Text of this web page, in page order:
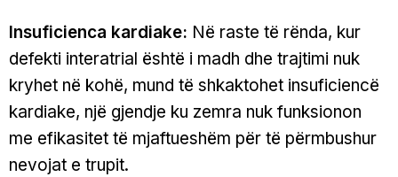
Insuficienca kardiake: Në raste të rënda, kur
defekti interatrial është i madh dhe trajtimi nuk
kryhet në kohë, mund të shkaktohet insuficiencë
kardiake, një gjendje ku zemra nuk funksionon
me efikasitet të mjaftueshëm për të përmbushur
nevojat e trupit.